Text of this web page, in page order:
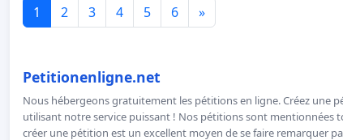
1 2 3 4 5 6 »
Petitionenligne.net
Nous hébergeons gratuitement les pétitions en ligne. Créez une
utilisant notre service puissant ! Nos pétitions sont mentionnées
créer une pétition est un excellent moyen de se faire remarquer